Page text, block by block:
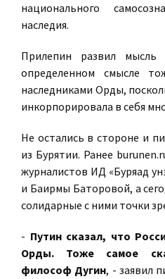
национального
наследия.
Прилепин развил
определенном смысле
наследниками Орды,
инкорпорировала в себя
Не остались в стороне и
из Бурятии. Ранее
журналистов ИД «Буряад
и Баирмы Баторовой, а
солидарные с ними точки
- Путин сказал, что
Орды. Тоже самое
философ Дугин, - заявил